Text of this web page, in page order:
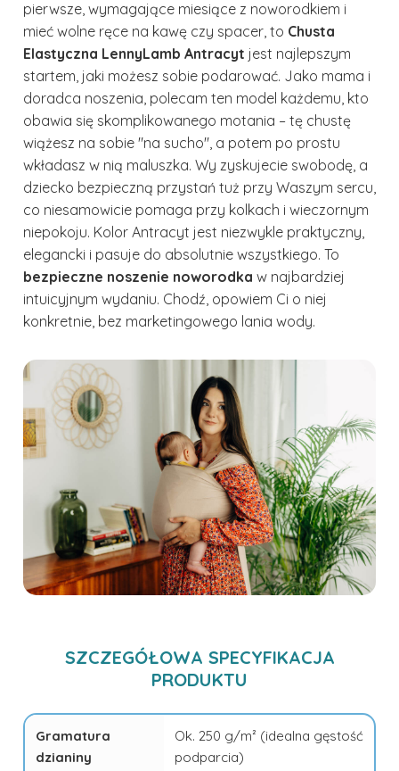
pierwsze, wymagające miesiące z noworodkiem i
mieć wolne ręce na kawę czy spacer, to Chusta
Elastyczna LennyLamb Antracyt jest najlepszym
startem, jaki możesz sobie podarować. Jako mama i
doradca noszenia, polecam ten model każdemu, kto
obawia się skomplikowanego motania – tę chustę
wiążesz na sobie "na sucho", a potem po prostu
wkładasz w nią maluszka. Wy zyskujecie swobodę, a
dziecko bezpieczną przystań tuż przy Waszym sercu,
co niesamowicie pomaga przy kolkach i wieczornym
niepokoju. Kolor Antracyt jest niezwykle praktyczny,
elegancki i pasuje do absolutnie wszystkiego. To
bezpieczne noszenie noworodka w najbardziej
intuicyjnym wydaniu. Chodź, opowiem Ci o niej
konkretnie, bez marketingowego lania wody.
SZCZEGÓŁOWA SPECYFIKACJA
PRODUKTU
Gramatura
dzianiny
Ok. 250 g/m² (idealna gęstość
podparcia)